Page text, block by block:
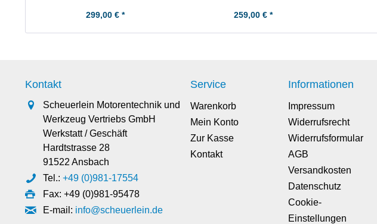
299,00 € * 259,00 € *
Kontakt
Scheuerlein Motorentechnik und
Werkzeug Vertriebs GmbH
Werkstatt / Geschäft
Hardtstrasse 28
91522 Ansbach
Tel.: +49 (0)981-17554
Fax: +49 (0)981-95478
E-mail: info@scheuerlein.de
Service
Warenkorb
Mein Konto
Zur Kasse
Kontakt
Informationen
Impressum
Widerrufsrecht
Widerrufsformular
AGB
Versandkosten
Datenschutz
Cookie-
Einstellungen